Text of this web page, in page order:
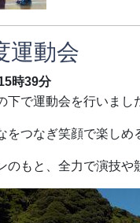
運動会
時39分
下で運動会を行いまし
をつなぎ笑顔で楽しめ
のもと、全力で演技や